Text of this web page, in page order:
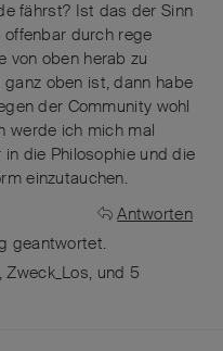
fährst? Ist das der Sinn
durch rege
von oben herab zu
oben ist, dann habe
der Community wohl
werde ich mich mal
die Philosophie und die
einzutauchen.
Antworten
geantwortet.
,Zweck_Los, und 5